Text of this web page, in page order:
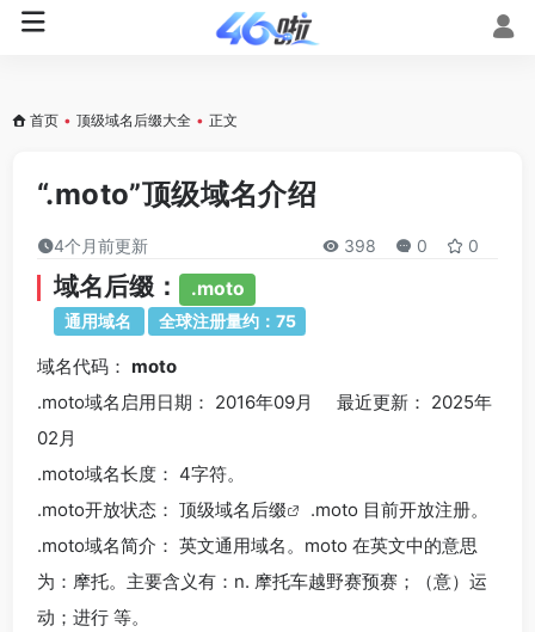
首页 • 顶级域名后缀大全 • 正文
“.moto”顶级域名介绍
4个月前更新 398 0 0
域名后缀： .moto
通用域名 全球注册量约：75
域名代码： moto
.moto域名 启用日期： 2016年09月 最近更新： 2025年
02月
.moto域名长度： 4字符。
.moto开放状态： 顶级域名后缀
.moto 目前开放注册。
.moto域名简介： 英文通用域名。moto 在英文中的意思
为：摩托。主要含义有：n. 摩托车越野赛预赛；（意）运
动；进行 等。